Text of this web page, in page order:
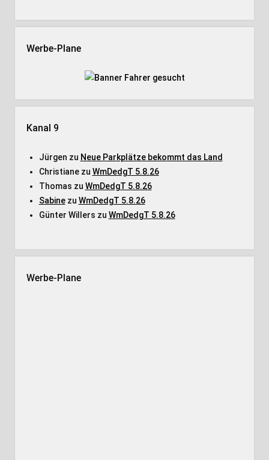
Werbe-Plane
Kanal 9
Jürgen zu Neue Parkplätze bekommt das Land
Christianezu WmDedgT 5.8.26
Thomas zu WmDedgT 5.8.26
Sabinezu WmDedgT 5.8.26
Günter Willers zu WmDedgT 5.8.26
Werbe-Plane